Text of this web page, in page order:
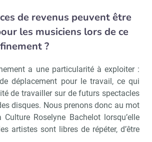
de revenus peuvent être
les musiciens lors de ce
?
a une particularité à exploiter :
déplacement pour le travail, ce qui
de travailler sur de futurs spectacles
disques. Nous prenons donc au mot
Roselyne Bachelot lorsqu’elle
artistes sont libres de répéter, d’être
Culture Matin
Valider